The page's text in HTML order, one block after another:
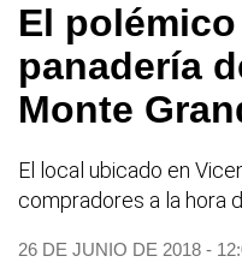
El
panadería
Monte
El local ubicado en
compradores a la hora
26 DE JUNIO DE 2018 -